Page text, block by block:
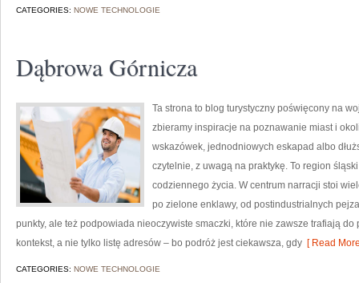
CATEGORIES: NOWE TECHNOLOGIE
Dąbrowa Górnicza
Ta strona to blog turystyczny poświęcony na
zbieramy inspiracje na poznawanie miast i
wskazówek, jednodniowych eskapad albo
czytelnie, z uwagą na praktykę. To region
codziennego życia. W centrum narracji stoi
po zielone enklawy, od postindustrialnych
punkty, ale też podpowiada nieoczywiste smaczki, które nie zawsze trafiają
kontekst, a nie tylko listę adresów – bo podróż jest ciekawsza, gdy [ Read
CATEGORIES: NOWE TECHNOLOGIE